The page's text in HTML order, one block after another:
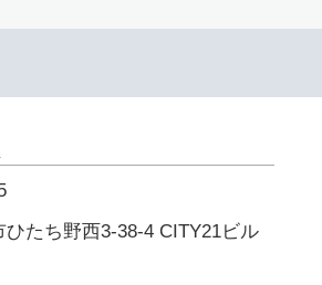
たち野西3-38-4 CITY21ビル